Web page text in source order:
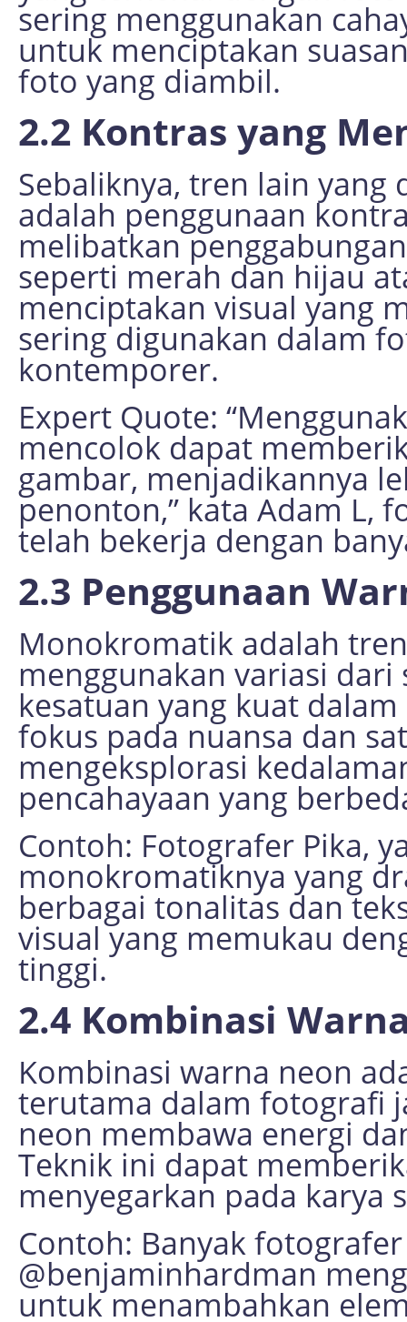
sering menggunakan
untuk menciptakan
foto yang diambil.
2.2 Kontras yang
Sebaliknya, tren lain
adalah penggunaan
melibatkan
seperti merah dan hijau
menciptakan visual yang
sering digunakan dalam
kontemporer.
Expert Quote:
mencolok dapat
gambar, menjadikannya
penonton,” kata Adam L,
telah bekerja dengan
2.3 Penggunaan
Monokromatik adalah
menggunakan variasi
kesatuan yang kuat
fokus pada nuansa dan
mengeksplorasi
pencahayaan yang
Contoh: Fotografer Pika,
monokromatiknya yang
berbagai tonalitas dan
visual yang memukau
tinggi.
2.4 Kombinasi
Kombinasi warna neon
terutama dalam fotografi
neon membawa energi
Teknik ini dapat
menyegarkan pada karya
Contoh: Banyak
@benjaminhardman
untuk menambahkan